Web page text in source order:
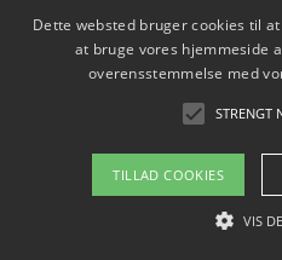
Bæredygtige gadgets til en
Om / kontakt
Dette websted bruger cookies til
at bruge vores hjemmeside
overensstemmelse med
STRENGT
TILLAD COOKIES
VIS